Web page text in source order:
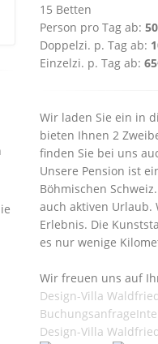
15 Betten
Person pro Tag ab:
Doppelzi. p. Tag ab:
Einzelzi. p. Tag ab:
Wir laden Sie ein in
bieten Ihnen 2
finden Sie bei uns
Unsere Pension ist
Böhmischen
auch aktiven Urlaub.
Erlebnis. Die
es nur wenige
Wir freuen uns auf
Design-Villa
Buchungsanfrage
Design-Villa